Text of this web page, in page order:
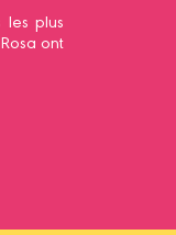
plus
ont